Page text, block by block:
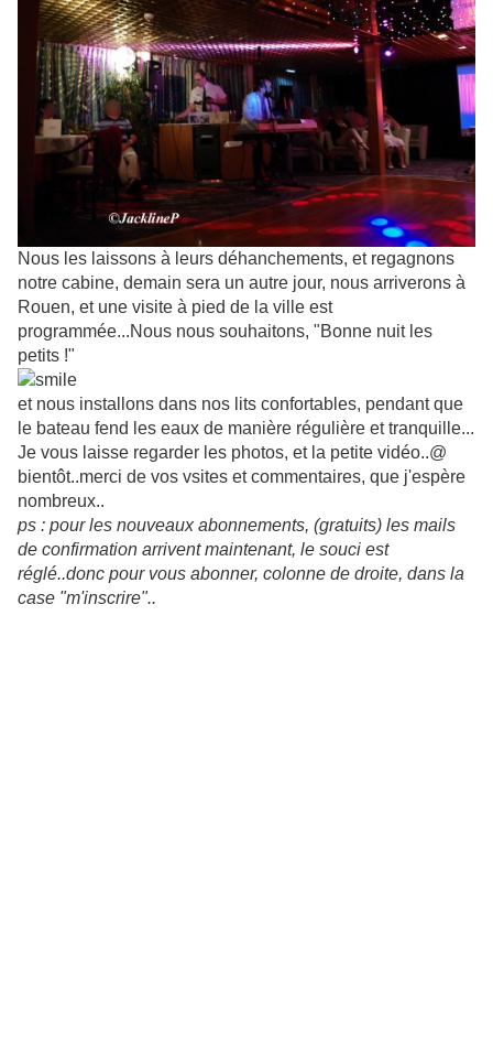
Nous les laissons à leurs déhanchements, et regagnons
notre cabine, demain sera un autre jour, nous arriverons à
Rouen, et une visite à pied de la ville est
programmée...Nous nous souhaitons, "Bonne nuit les
petits !"
et nous installons dans nos lits confortables, pendant que
le bateau fend les eaux de manière régulière et tranquille...
Je vous laisse regarder les photos, et la petite vidéo..@
bientôt..merci de vos vsites et commentaires, que j'espère
nombreux..
ps : pour les nouveaux abonnements, (gratuits) les mails
de confirmation arrivent maintenant, le souci est
réglé..donc pour vous abonner, colonne de droite, dans la
case "m'inscrire"..